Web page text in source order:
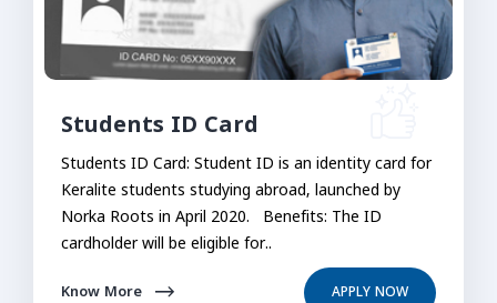
Students ID Card
Students ID Card: Student ID is an identity card for
Keralite students studying abroad, launched by
Norka Roots in April 2020. Benefits: The ID
cardholder will be eligible for..
Know More APPLY NOW